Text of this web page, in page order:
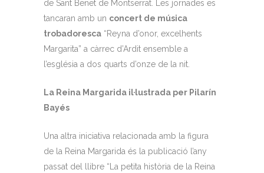
de Sant Benet de Montserrat. Les jornades es
tancaran amb un concert de música
trobadoresca “Reyna d’onor, excelhents
Margarita” a càrrec d’Ardit ensemble a
l’església a dos quarts d’onze de la nit.
La Reina Margarida il·lustrada per Pilarín
Bayés
Una altra iniciativa relacionada amb la figura
de la Reina Margarida és la publicació l’any
passat del llibre “La petita història de la Reina